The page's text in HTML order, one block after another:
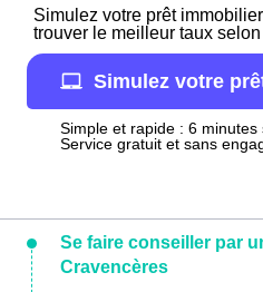
Simulez votre prêt
trouver le meilleur taux
Simulez votre
Simple et rapide : 6 minutes
Service gratuit et sans
Se faire conseiller par
Cravencères